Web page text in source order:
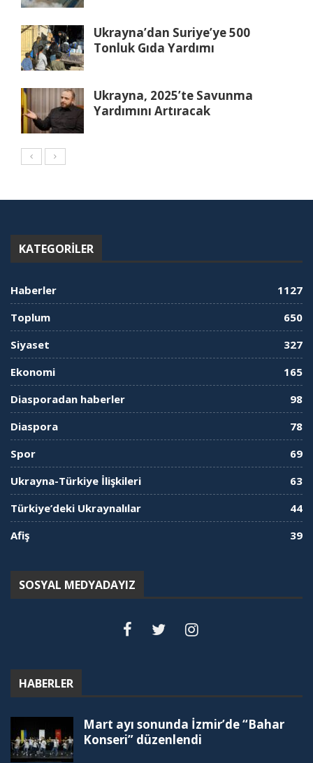
Ukrayna’dan Suriye’ye 500
Tonluk Gıda Yardımı
Ukrayna, 2025’te Savunma
Yardımını Artıracak
KATEGORILER
Haberler
1127
Toplum
650
Siyaset
327
Ekonomi
165
Diasporadan haberler
98
Diaspora
78
Spor
69
Ukrayna-Türkiye İlişkileri
63
Türkiye’deki Ukraynalılar
44
Afiş
39
SOSYAL MEDYADAYIZ
HABERLER
Mart ayı sonunda İzmir’de “Bahar
Konseri” düzenlendi